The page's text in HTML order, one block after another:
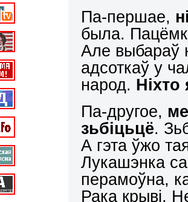
Па-першае,
была.
Але выбараў
адсоткаў у
народ. Ніхто
Па-другое,
зьбіцьцё.
А гэта ўжо
Лукашэнка
перамоўна,
Рака крыві.